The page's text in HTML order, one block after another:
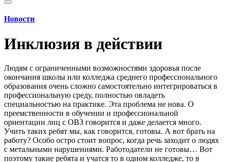
Новости
Инклюзия в действии
Людям с ограниченными возможностями здоровья после
окончания школы или колледжа среднего профессионального
образования очень сложно самостоятельно интегрироваться в
профессиональную среду, полностью овладеть
специальностью на практике. Эта проблема не нова. О
преемственности в обучении и профессиональной
ориентации лиц с ОВЗ говорится и даже делается много.
Учить таких ребят мы, как говорится, готовы. А вот брать на
работу? Особо остро стоит вопрос, когда речь заходит о людях
с метальными нарушениями. Работодатели не готовы… Вот
поэтому такие ребята и учатся то в одном колледже, то в